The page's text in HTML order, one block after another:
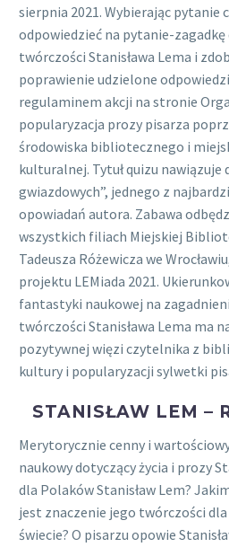
sierpnia 2021. Wybierając pytanie
odpowiedzieć na pytanie-zagadkę
twórczości Stanisława Lema i
poprawienie udzielone
regulaminem akcji na stronie
popularyzacja prozy pisarza
środowiska bibliotecznego i
kulturalnej. Tytuł quizu nawiązuje
gwiazdowych”, jednego z
opowiadań autora. Zabawa
wszystkich filiach Miejskiej
Tadeusza Różewicza we
projektu LEMiada 2021.
fantastyki naukowej na
twórczości Stanisława Lema ma
pozytywnej więzi czytelnika z
kultury i popularyzacji sylwetki
STANISŁAW LEM –
Merytorycznie cenny i
naukowy dotyczący życia i prozy
dla Polaków Stanisław Lem?
jest znaczenie jego twórczości
świecie? O pisarzu opowie